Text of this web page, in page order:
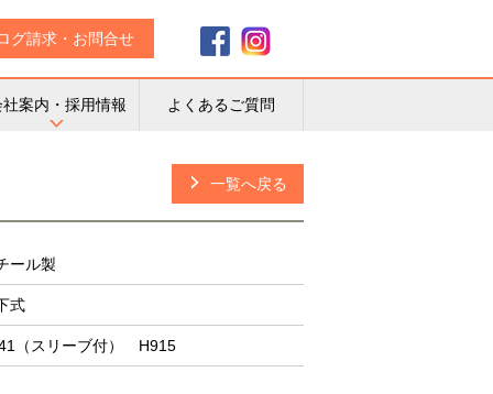
グ請求・お問合せ
案内・採用情報 よくあるご質問
一覧へ戻る
ール製
式
（スリーブ付） H915